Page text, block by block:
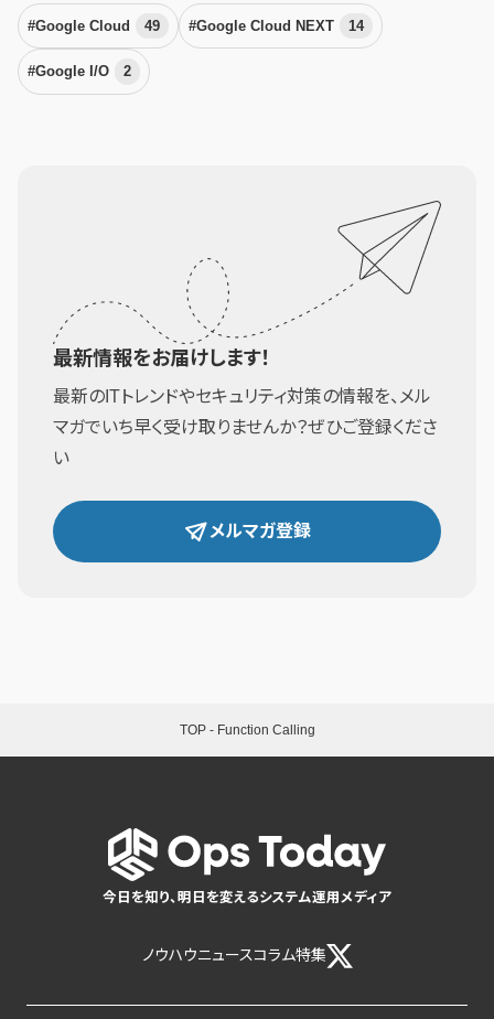
#Google Cloud 49 #Google Cloud NEXT 14
#Google I/O 2
最新情報をお届けします！
最新のITトレンドやセキュリティ対策の情報を、メル
マガでいち早く受け取りませんか？ぜひご登録くださ
い
メルマガ登録
TOP- Function Calling
今日を知り、明日を変えるシステム運用メディア
ノウハウニュースコラム特集